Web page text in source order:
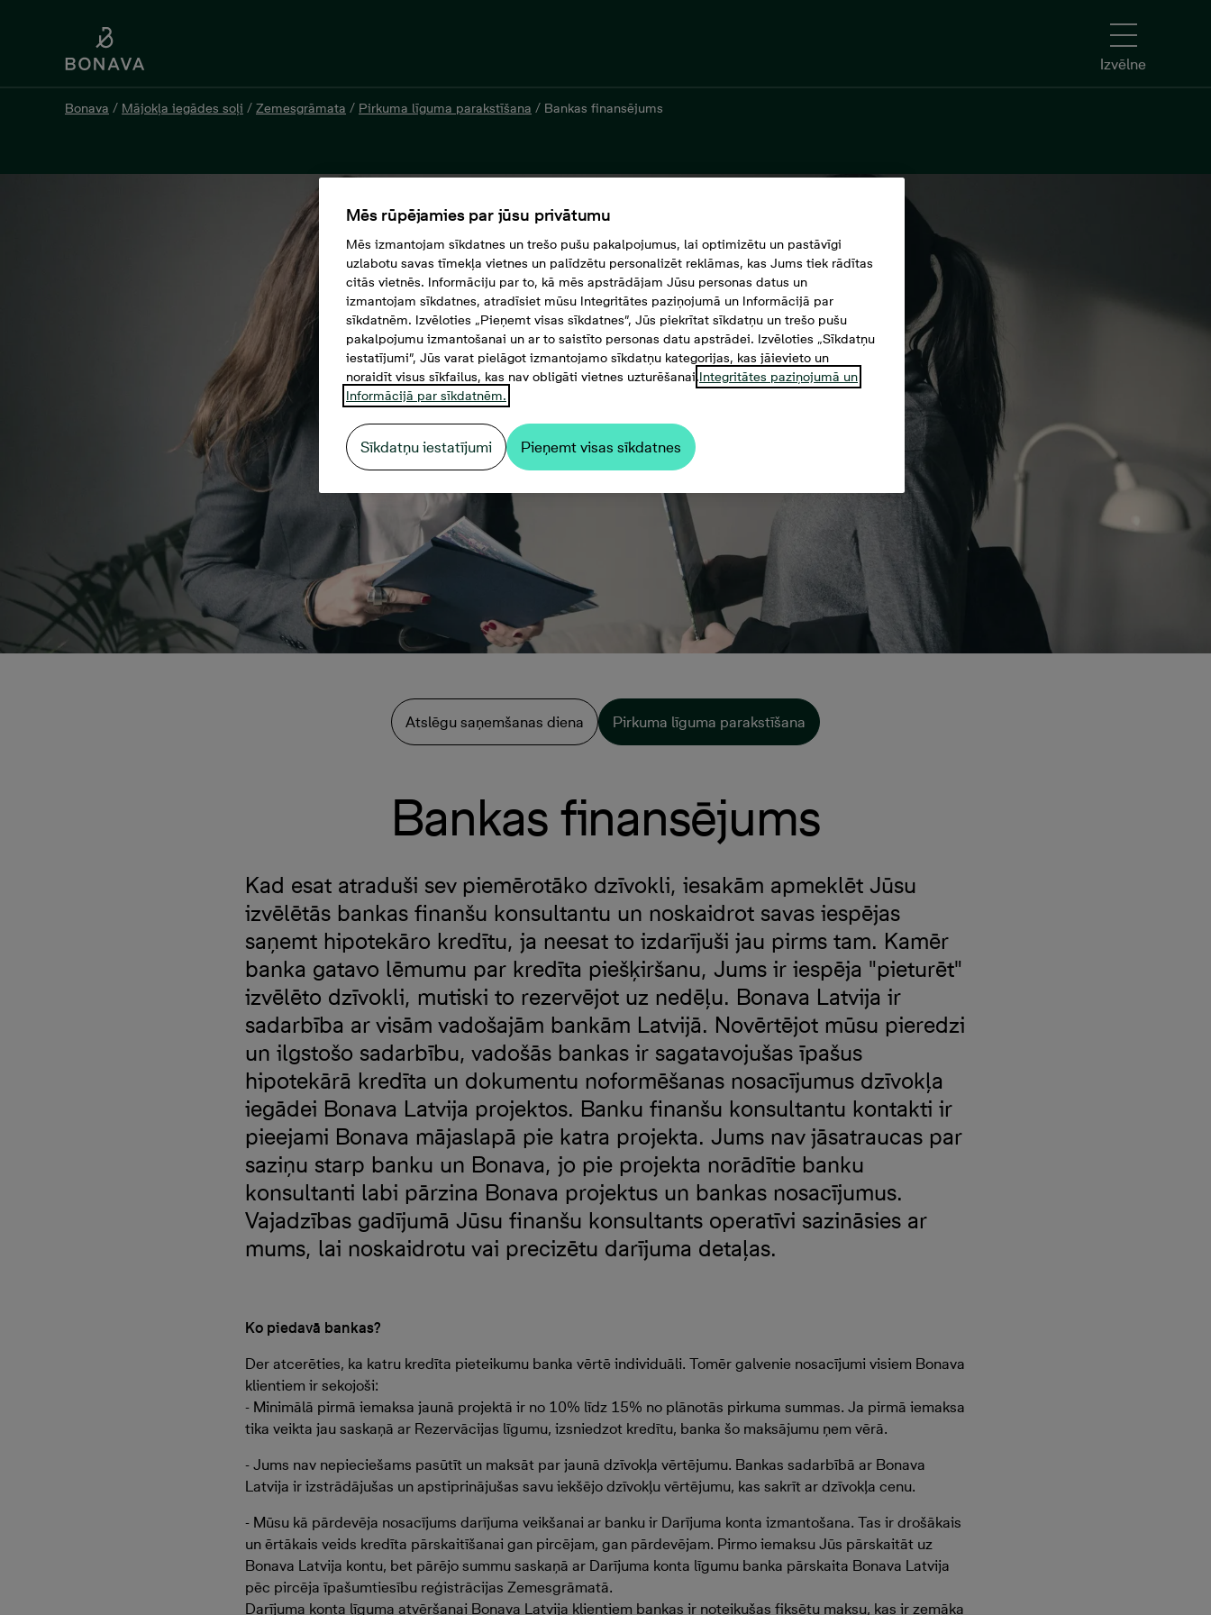
Izvēlne
Bonava / Mājokļa iegādes soļi / Zemesgrāmata / Pirkuma līguma parakstīšana / Bankas finansējums
Atslēgu saņemšanas diena Pirkuma līguma parakstīšana
Bankas finansējums
Kad esat atraduši sev piemērotāko dzīvokli, iesakām apmeklēt Jūsu
izvēlētās bankas finanšu konsultantu un noskaidrot savas iespējas
saņemt hipotekāro kredītu, ja neesat to izdarījuši jau pirms tam. Kamēr
banka gatavo lēmumu par kredīta piešķiršanu, Jums ir iespēja "pieturēt"
izvēlēto dzīvokli, mutiski to rezervējot uz nedēļu. Bonava Latvija ir
sadarbība ar visām vadošajām bankām Latvijā. Novērtējot mūsu pieredzi
un ilgstošo sadarbību, vadošās bankas ir sagatavojušas īpašus
hipotekārā kredīta un dokumentu noformēšanas nosacījumus dzīvokļa
iegādei Bonava Latvija projektos. Banku finanšu konsultantu kontakti ir
pieejami Bonava mājaslapā pie katra projekta. Jums nav jāsatraucas par
saziņu starp banku un Bonava, jo pie projekta norādītie banku
konsultanti labi pārzina Bonava projektus un bankas nosacījumus.
Vajadzības gadījumā Jūsu finanšu konsultants operatīvi sazināsies ar
mums, lai noskaidrotu vai precizētu darījuma detaļas.
Ko piedavā bankas?
Der atcerēties, ka katru kredīta pieteikumu banka vērtē individuāli. Tomēr galvenie nosacījumi visiem Bonava
klientiem ir sekojoši:
- Minimālā pirmā iemaksa jaunā projektā ir no 10% līdz 15% no plānotās pirkuma summas. Ja pirmā iemaksa
tika veikta jau saskaņā ar Rezervācijas līgumu, izsniedzot kredītu, banka šo maksājumu ņem vērā.
- Jums nav nepieciešams pasūtīt un maksāt par jaunā dzīvokļa vērtējumu. Bankas sadarbībā ar Bonava
Latvija ir izstrādājušas un apstiprinājušas savu iekšējo dzīvokļu vērtējumu, kas sakrīt ar dzīvokļa cenu.
- Mūsu kā pārdevēja nosacījums darījuma veikšanai ar banku ir Darījuma konta izmantošana. Tas ir drošākais
un ērtākais veids kredīta pārskaitīšanai gan pircējam, gan pārdevējam. Pirmo iemaksu Jūs pārskaitāt uz
Bonava Latvija kontu, bet pārējo summu saskaņā ar Darījuma konta līgumu banka pārskaita Bonava Latvija
pēc pircēja īpašumtiesību reģistrācijas Zemesgrāmatā.
Darījuma konta līguma atvēršanai Bonava Latvija klientiem bankas ir noteikušas fiksētu maksu, kas ir zemāka
Mēs rūpējamies par jūsu privātumu
Mēs izmantojam sīkdatnes un trešo pušu pakalpojumus, lai optimizētu un pastāvīgi
uzlabotu savas tīmekļa vietnes un palīdzētu personalizēt reklāmas, kas Jums tiek rādītas
citās vietnēs. Informāciju par to, kā mēs apstrādājam Jūsu personas datus un
izmantojam sīkdatnes, atradīsiet mūsu Integritātes paziņojumā un Informācijā par
sīkdatnēm. Izvēloties „Pieņemt visas sīkdatnes”, Jūs piekrītat sīkdatņu un trešo pušu
pakalpojumu izmantošanai un ar to saistīto personas datu apstrādei. Izvēloties „Sīkdatņu
iestatījumi”, Jūs varat pielāgot izmantojamo sīkdatņu kategorijas, kas jāievieto un
noraidīt visus sīkfailus, kas nav obligāti vietnes uzturēšanai.Integritātes paziņojumā un
Informācijā par sīkdatnēm.
Sīkdatņu iestatījumi Pieņemt visas sīkdatnes